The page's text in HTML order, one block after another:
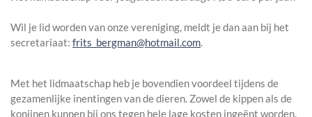
Wil je lid worden van onze vereniging, meldt je dan aan bij het
secretariaat: frits_bergman@hotmail.com.
Met het lidmaatschap heb je bovendien voordeel tijdens de
gezamenlijke inentingen van de dieren. Zowel de kippen als de
konijnen kunnen bij ons tegen hele lage kosten ingeënt worden.